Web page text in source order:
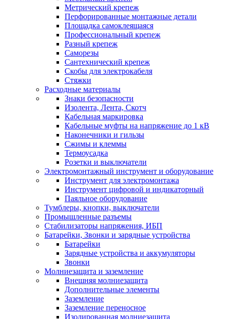
Метрический крепеж
Перфорированные монтажные детали
Площадка самоклеящаяся
Профессиональный крепеж
Разный крепеж
Саморезы
Сантехнический крепеж
Скобы для электрокабеля
Стяжки
Расходные материалы
Знаки безопасности
Изолента, Лента, Скотч
Кабельная маркировка
Кабельные муфты на напряжение до 1 кВ
Наконечники и гильзы
Сжимы и клеммы
Термоусадка
Розетки и выключатели
Электромонтажный инструмент и оборудование
Инструмент для электромонтажа
Инструмент цифровой и индикаторный
Паяльное оборудование
Тумблеры, кнопки, выключатели
Промышленные разъемы
Стабилизаторы напряжения, ИБП
Батарейки, Звонки и зарядные устройства
Батарейки
Зарядные устройства и аккумуляторы
Звонки
Молниезащита и заземление
Внешняя молниезащита
Дополнительные элементы
Заземление
Заземление переносное
Изолированная молниезащита